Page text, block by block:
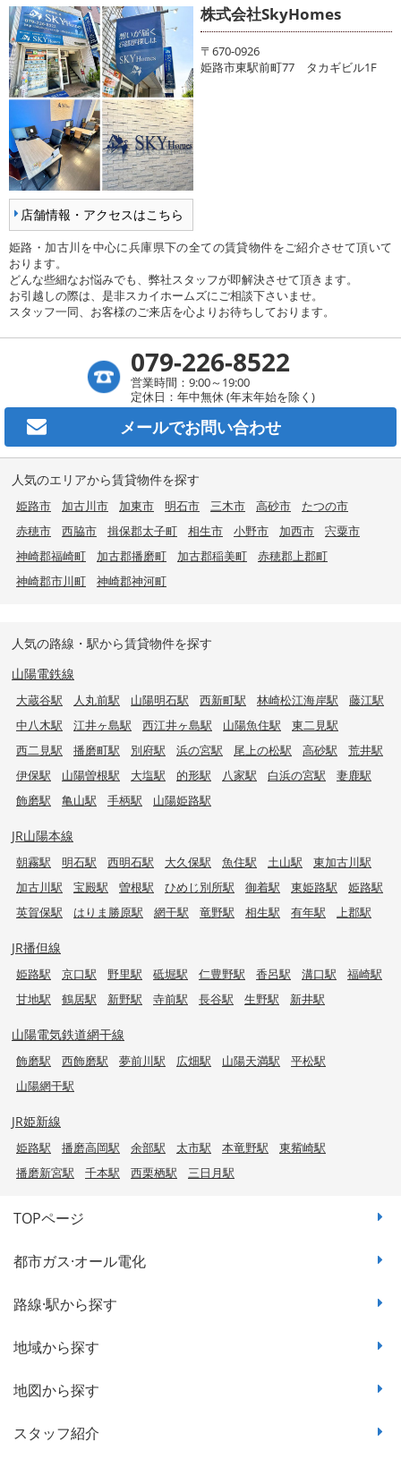
店舗情報・アクセスはこちら
株式会社SkyHomes
〒670-0926
姫路市東駅前町77 タカギビル1F
姫路・加古川を中心に兵庫県下の全ての賃貸物件をご紹介させて頂いて
おります。
どんな些細なお悩みでも、弊社スタッフが即解決させて頂きます。
お引越しの際は、是非スカイホームズにご相談下さいませ。
スタッフ一同、お客様のご来店を心よりお待ちしております。
079-226-8522
営業時間：9:00～19:00
定休日：年中無休 (年末年始を除く)
メールでお問い合わせ
人気のエリアから賃貸物件を探す
姫路市 加古川市 加東市 明石市 三木市 高砂市
たつの市
赤穂市
西脇市 揖保郡太子町 相生市 小野市 加西市
宍粟市
神崎郡福崎町
加古郡播磨町 加古郡稲美町
赤穂郡上郡町
神崎郡市川町
神崎郡神河町
人気の路線・駅から賃貸物件を探す
山陽電鉄線
大蔵谷駅 人丸前駅 山陽明石駅 西新町駅 林崎松江海岸駅
藤江駅
中八木駅
江井ヶ島駅 西江井ヶ島駅 山陽魚住駅
東二見駅
西二見駅
播磨町駅 別府駅 浜の宮駅 尾上の松駅 高砂駅
荒井駅
伊保駅
山陽曽根駅 大塩駅 的形駅 八家駅 白浜の宮駅
妻鹿駅
飾磨駅
亀山駅 手柄駅 山陽姫路駅
JR山陽本線
朝霧駅 明石駅 西明石駅 大久保駅 魚住駅 土山駅
東加古川駅
加古川駅
宝殿駅 曽根駅 ひめじ別所駅 御着駅 東姫路駅
姫路駅
英賀保駅
はりま勝原駅 網干駅 竜野駅 相生駅 有年駅 上郡駅
JR播但線
姫路駅 京口駅 野里駅 砥堀駅 仁豊野駅 香呂駅 溝口駅
福崎駅
甘地駅
鶴居駅 新野駅 寺前駅 長谷駅 生野駅 新井駅
山陽電気鉄道網干線
飾磨駅 西飾磨駅 夢前川駅 広畑駅 山陽天満駅
平松駅
山陽網干駅
JR姫新線
姫路駅 播磨高岡駅 余部駅 太市駅 本竜野駅
東觜崎駅
播磨新宮駅
千本駅 西栗栖駅 三日月駅
TOPページ
都市ガス·オール電化
路線·駅から探す
地域から探す
地図から探す
スタッフ紹介